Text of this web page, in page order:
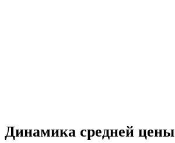
Динамика средней цены